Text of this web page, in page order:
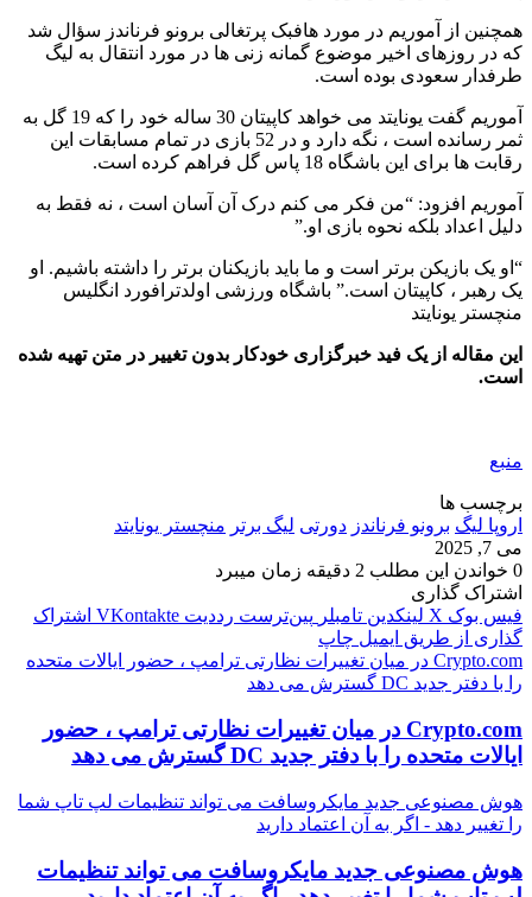
همچنین از آموریم در مورد هافبک پرتغالی برونو فرناندز سؤال شد
که در روزهای اخیر موضوع گمانه زنی ها در مورد انتقال به لیگ
طرفدار سعودی بوده است.
آموریم گفت یونایتد می خواهد کاپیتان 30 ساله خود را که 19 گل به
ثمر رسانده است ، نگه دارد و در 52 بازی در تمام مسابقات این
رقابت ها برای این باشگاه 18 پاس گل فراهم کرده است.
آموریم افزود: “من فکر می کنم درک آن آسان است ، نه فقط به
دلیل اعداد بلکه نحوه بازی او.”
“او یک بازیکن برتر است و ما باید بازیکنان برتر را داشته باشیم. او
یک رهبر ، کاپیتان است.” باشگاه ورزشی اولدترافورد انگلیس
منچستر یونایتد
این مقاله از یک فید خبرگزاری خودکار بدون تغییر در متن تهیه شده
است.
منبع
برچسب ها
اروپا لیگ برونو فرناندز دورتی لیگ برتر منچستر یونایتد
می 7, 2025
0 خواندن این مطلب 2 دقیقه زمان میبرد
اشتراک گذاری
فیس بوک X لینکدین ‫تامبلر ‫پین‌ترست ‫رددیت ‫VKontakte اشتراک
گذاری از طریق ایمیل چاپ
Crypto.com در میان تغییرات نظارتی ترامپ ، حضور ایالات متحده
را با دفتر جدید DC گسترش می دهد
Crypto.com در میان تغییرات نظارتی ترامپ ، حضور
ایالات متحده را با دفتر جدید DC گسترش می دهد
هوش مصنوعی جدید مایکروسافت می تواند تنظیمات لپ تاپ شما
را تغییر دهد - اگر به آن اعتماد دارید
هوش مصنوعی جدید مایکروسافت می تواند تنظیمات